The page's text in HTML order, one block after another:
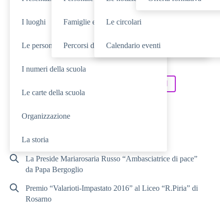
I luoghi
Le persone
I numeri della scuola
Le carte della scuola
Organizzazione
La storia
Famiglie e studenti
Percorsi di studio
Le circolari
Calendario eventi
Cerca
SCUOLA
RICERCHE FREQUENTI
La Preside Mariarosaria Russo “Ambasciatrice di pace”
da Papa Bergoglio
Premio “Valarioti-Impastato 2016” al Liceo “R.Piria” di
Rosarno